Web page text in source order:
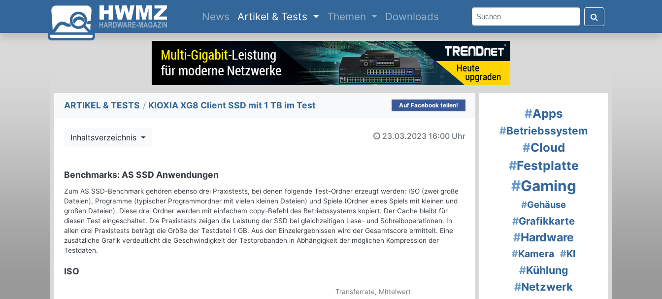
News(current)
Artikel & Tests Themen Downloads
ARTIKEL & TESTS / KIOXIA XG8 Client SSD mit 1 TB im Test Auf Facebook teilen!
Inhaltsverzeichnis 23.03.2023 16:00 Uhr
Benchmarks: AS SSD Anwendungen
Zum AS SSD-Benchmark gehören ebenso drei Praxistests, bei denen folgende Test-Ordner erzeugt werden: ISO (zwei große
Dateien), Programme (typischer Programmordner mit vielen kleinen Dateien) und Spiele (Ordner eines Spiels mit kleinen und
großen Dateien). Diese drei Ordner werden mit einfachem copy-Befehl des Betriebssystems kopiert. Der Cache bleibt für
diesen Test eingeschaltet. Die Praxistests zeigen die Leistung der SSD bei gleichzeitigen Lese- und Schreiboperationen. In
allen drei Praxistests beträgt die Größe der Testdatei 1 GB. Aus den Einzelergebnissen wird der Gesamtscore ermittelt. Eine
zusätzliche Grafik verdeutlicht die Geschwindigkeit der Testprobanden in Abhängigkeit der möglichen Kompression der
Testdaten.
ISO
Transferrate, Mittelwert
#Apps
#Betriebssystem
#Cloud
#Festplatte
#Gaming
#Gehäuse
#Grafikkarte
#Hardware
#Kamera #KI
#Kühlung
#Netzwerk